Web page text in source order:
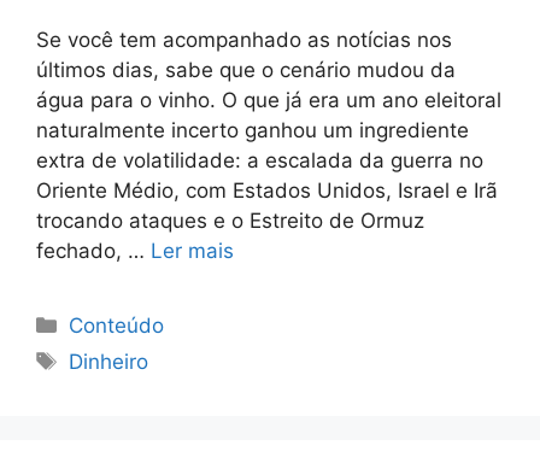
Se você tem acompanhado as notícias nos
últimos dias, sabe que o cenário mudou da
água para o vinho. O que já era um ano eleitoral
naturalmente incerto ganhou um ingrediente
extra de volatilidade: a escalada da guerra no
Oriente Médio, com Estados Unidos, Israel e Irã
trocando ataques e o Estreito de Ormuz
fechado, … Ler mais
Categorias
Conteúdo
Tags
Dinheiro